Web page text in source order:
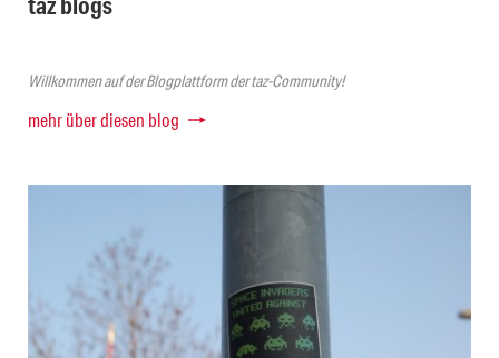
Willkommen auf der Blogplattform der taz-Community!
mehr über diesen blog